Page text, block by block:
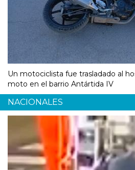
Un motociclista fue trasladado al
moto en el barrio Antártida IV
NACIONALES